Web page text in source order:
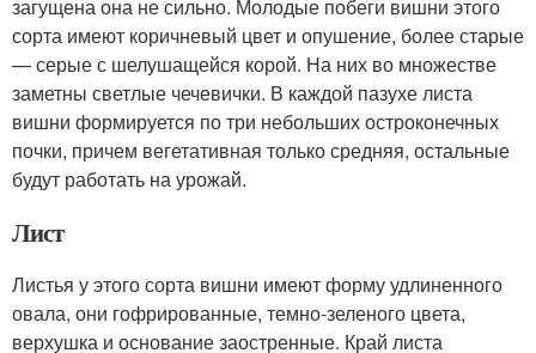
загущена она не сильно. Молодые побеги вишни этого
сорта имеют коричневый цвет и опушение, более старые
— серые с шелушащейся корой. На них во множестве
заметны светлые чечевички. В каждой пазухе листа
вишни формируется по три небольших остроконечных
почки, причем вегетативная только средняя, остальные
будут работать на урожай.
Лист
Листья у этого сорта вишни имеют форму удлиненного
овала, они гофрированные, темно-зеленого цвета,
верхушка и основание заостренные. Край листа